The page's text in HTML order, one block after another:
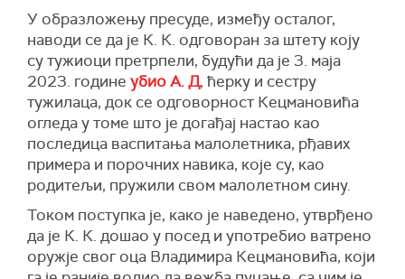
У образложењу пресуде, између осталог,
наводи се да је К. К. одговоран за штету коју
су тужиоци претрпели, будући да је 3. маја
2023. године убио А. Д, ћерку и сестру
тужилаца, док се одговорност Кецмановића
огледа у томе што је догађај настао као
последица васпитања малолетника, рђавих
примера и порочних навика, које су, као
родитељи, пружили свом малолетном сину.
Током поступка је, како је наведено, утврђено
да је К. К. дошао у посед и употребио ватрено
оружје свог оца Владимира Кецмановића, који